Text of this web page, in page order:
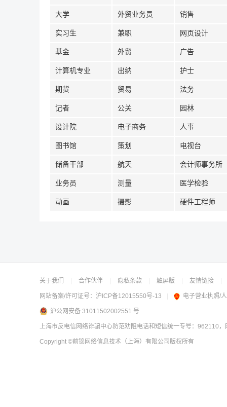
大学 外贸业务员 销售
实习生 兼职 网页设计
基金 外贸 广告
计算机专业 出纳 护士
期货 贸易 法务
记者 公关 园林
设计院 电子商务 人事
图书馆 策划 电视台
储备干部 航天 会计师事务所
业务员 测量 医学检验
动画 摄影 硬件工程师
关于我们 合作伙伴 隐私条款 触屏版 友情链接
网站备案/许可证号： 沪ICP备12015550号-13 电子营业执照/
沪公网安备 31011502002551 号
上海市反电信网络诈骗中心防范劝阻电话和短信统一专号：962110
Copyright ©前锦网络信息技术（上海）有限公司 版权所有